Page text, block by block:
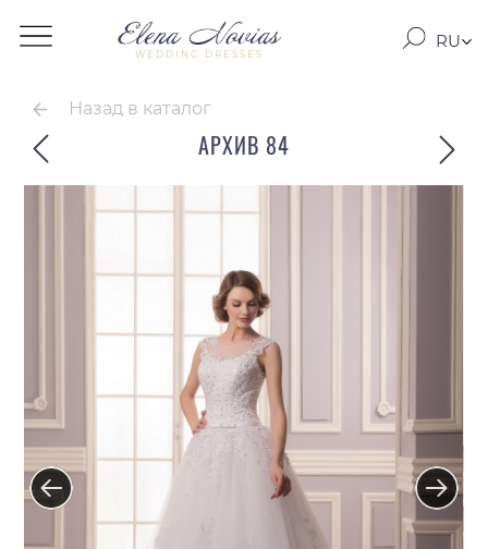
WEDDING DRESSES
RU
Назад в каталог
АРХИВ 84